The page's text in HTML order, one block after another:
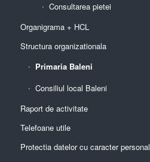
Consultarea pietei
Organigrama + HCL
Structura organizationala
Primaria Baleni
Consiliul local Baleni
Raport de activitate
Telefoane utile
Protectia datelor cu caracter personal